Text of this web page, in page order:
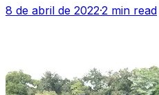
8 de abril de 2022·2 min read